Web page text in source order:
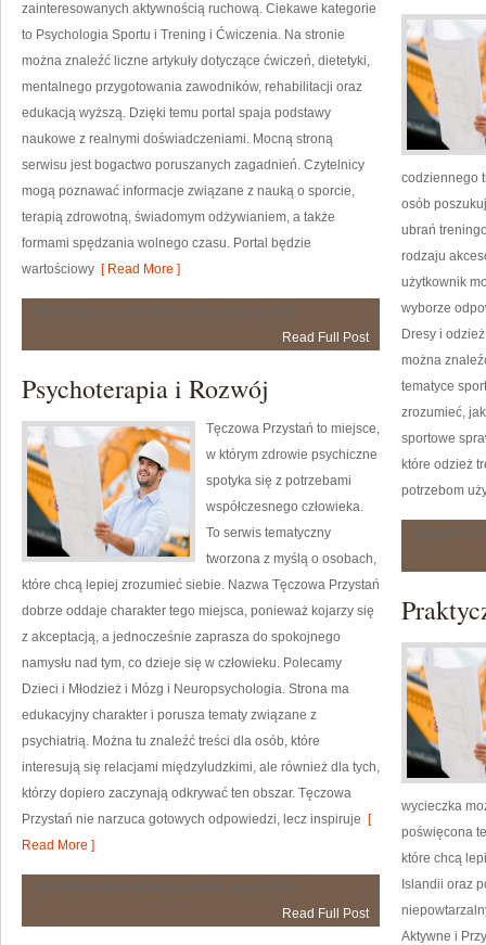
zainteresowanych aktywnością ruchową. Ciekawe kategorie
to Psychologia Sportu i Trening i Ćwiczenia. Na stronie
można znaleźć liczne artykuły dotyczące ćwiczeń, dietetyki,
mentalnego przygotowania zawodników, rehabilitacji oraz
edukacją wyższą. Dzięki temu portal spaja podstawy
naukowe z realnymi doświadczeniami. Mocną stroną
serwisu jest bogactwo poruszanych zagadnień. Czytelnicy
mogą poznawać informacje związane z nauką o sporcie,
terapią zdrowotną, świadomym odżywianiem, a także
formami spędzania wolnego czasu. Portal będzie
wartościowy [ Read More ]
Read Full Post
codziennego
osób
ubrań
rodzaju
użytkownik
wyborze
Dresy i
można
tematyce
zrozumieć,
sportowe
które odzież
potrzebom
Psychoterapia i Rozwój
Tęczowa Przystań to miejsce,
w którym zdrowie psychiczne
spotyka się z potrzebami
współczesnego człowieka.
To serwis tematyczny
tworzona z myślą o osobach,
które chcą lepiej zrozumieć siebie. Nazwa Tęczowa Przystań
dobrze oddaje charakter tego miejsca, ponieważ kojarzy się
z akceptacją, a jednocześnie zaprasza do spokojnego
namysłu nad tym, co dzieje się w człowieku. Polecamy
Dzieci i Młodzież i Mózg i Neuropsychologia. Strona ma
edukacyjny charakter i porusza tematy związane z
psychiatrią. Można tu znaleźć treści dla osób, które
interesują się relacjami międzyludzkimi, ale również dla tych,
którzy dopiero zaczynają odkrywać ten obszar. Tęczowa
Przystań nie narzuca gotowych odpowiedzi, lecz inspiruje [
Read More ]
Read Full Post
wycieczka
poświęcona
które chcą
Islandii oraz
Aktywne i